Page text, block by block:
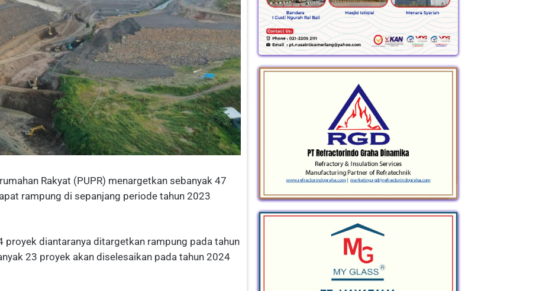
Rakyat (PUPR) menargetkan sebanyak 47
rampung di sepanjang periode tahun 2023
proyek diantaranya ditargetkan rampung pada tahun
23 proyek akan diselesaikan pada tahun 2024